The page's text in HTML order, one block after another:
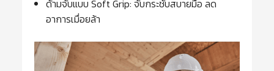
ด้ามจับแบบ Soft Grip: จับกระชับสบายมือ ลด
อาการเมื่อยล้า